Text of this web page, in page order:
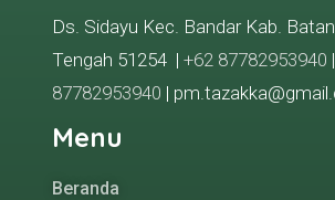
Ds. Sidayu Kec. Bandar Kab.
Tengah 51254 | +62 87782953940 |
87782953940 |
Menu
Beranda